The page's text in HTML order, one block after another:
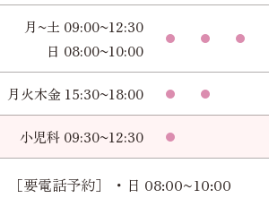
月~土 09:00~12:30
日 08:00~10:00
月火木金 15:30~18:00
小児科 09:30~12:30
［要電話予約］
・日 08:00~10:00